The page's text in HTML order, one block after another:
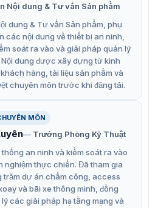
của camera DS-
IH(S)(AC) hỗ trợ các tính năng
HLC, defog và EIS. Nhờ đó
thiện rõ nét nhất trong nhiều
tùy chọn cung cấp điện linh
VAC và PoE, giúp dễ dàng tích
Đồng thời thiết bị sở hữu các
cho phép quan sát chi tiết
hiệu quả trong việc nhận diện
sự kiện.
bộ khu vực quan sát với góc
Nội dung & Tư vấn Sản phẩm
dung & Tư vấn Sản phẩm, phụ
các nội dung về thiết bị an ninh,
soát ra vào và giải pháp quản lý
dung được xây dựng từ kinh
hàng, tài liệu sản phẩm và
chuyên môn trước khi đăng tải.
MÔN
Trưởng Phòng Kỹ Thuật
an ninh và kiểm soát ra vào
nghiệm thực chiến. Đã tham gia
trăm dự án chấm công, access
và bãi xe thông minh, đồng
các giải pháp hạ tầng mạng và